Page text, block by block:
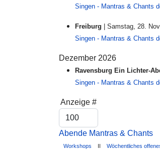
Singen - Mantras & Chants
Freiburg | Samstag, 28.
Singen - Mantras & Chants
Dezember 2026
Ravensburg Ein Lichter-
Singen - Mantras & Chants
Limite der Paginierungsliste
Anzeige #
Abende Mantras & Chants
Workshops II Wöchentliches